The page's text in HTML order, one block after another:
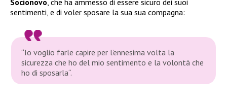
Socionovo, che ha ammesso di essere sicuro dei suoi
sentimenti, e di voler sposare la sua sua compagna:
“Io voglio farle capire per l’ennesima volta la
sicurezza che ho del mio sentimento e la volontà che
ho di sposarla“.